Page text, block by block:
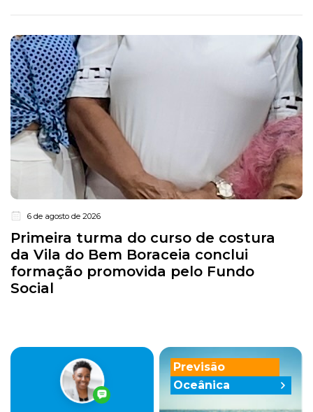
6 de agosto de 2026
Primeira turma do curso de costura
da Vila do Bem Boraceia conclui
formação promovida pelo Fundo
Social
Previsão
Oceânica